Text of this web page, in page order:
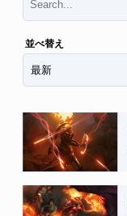
並べ替え